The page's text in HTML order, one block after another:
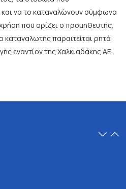
και να το καταναλώνουν σύμφωνα
που ορίζει ο προμηθευτής.
παραιτείται ρητά
εναντίον της Χαλκιαδάκης ΑΕ.